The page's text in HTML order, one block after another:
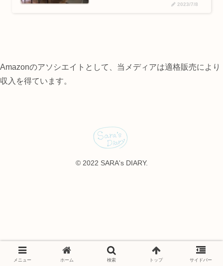
2023/7/8
Amazonのアソシエイトとして、当メディアは適格販売により
収入を得ています。
© 2022 SARA's DIARY.
メニュー ホーム 検索 トップ サイドバー